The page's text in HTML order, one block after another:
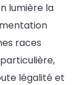
lumière la
races
légalité et